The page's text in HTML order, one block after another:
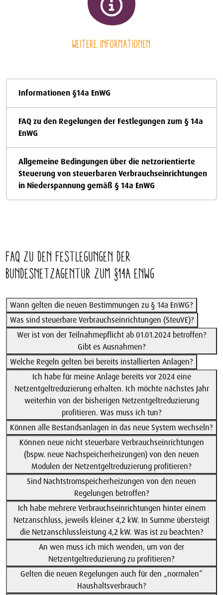
Weitere Informationen
Informationen §14a EnWG
FAQ zu den Regelungen der Festlegungen zum § 14a
EnWG
Allgemeine Bedingungen über die netzorientierte
Steuerung von steuerbaren Verbrauchseinrichtungen
in Niederspannung gemäß § 14a EnWG
FAQ zu den Festlegungen der
Bundesnetzagentur zum §14a EnWG
Wann gelten die neuen Bestimmungen zu § 14a EnWG?
Was sind steuerbare Verbrauchseinrichtungen (SteuVE)?
Wer ist von der Teilnahmepflicht ab 01.01.2024 betroffen?
Gibt es Ausnahmen?
Welche Regeln gelten bei bereits installierten Anlagen?
Ich habe für meine Anlage bereits vor 2024 eine
Netzentgeltreduzierung erhalten. Ich möchte nächstes Jahr
weiterhin von der bisherigen Netzentgeltreduzierung
profitieren. Was muss ich tun?
Können alle Bestandsanlagen in das neue System wechseln?
Können neue nicht steuerbare Verbrauchseinrichtungen
(bspw. neue Nachspeicherheizungen) von den neuen
Modulen der Netzentgeltreduzierung profitieren?
Sind Nachtstromspeicherheizungen von den neuen
Regelungen betroffen?
Ich habe mehrere Verbrauchseinrichtungen hinter einem
Netzanschluss, jeweils kleiner 4,2 kW. In Summe übersteigt
die Netzanschlussleistung 4,2 kW. Was ist zu beachten?
An wen muss ich mich wenden, um von der
Netzentgeltreduzierung zu profitieren?
Gelten die neuen Regelungen auch für den „normalen“
Haushaltsverbrauch?